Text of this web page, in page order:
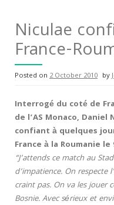
Niculae
France-
Posted on 2 October 2010 by
Interrogé du coté de
de l’AS Monaco,
confiant à quelques
France à la Roumanie
“J’attends ce match au
d’impatience. On respecte
craint pas. On va les jouer
Bosnie. Avec sérieux et